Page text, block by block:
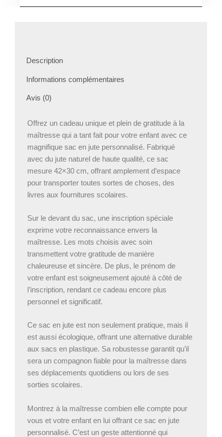
Description
Informations complémentaires
Avis (0)
Offrez un cadeau unique et plein de gratitude à la
maîtresse qui a tant fait pour votre enfant avec ce
magnifique sac en jute personnalisé. Fabriqué
avec du jute naturel de haute qualité, ce sac
mesure 42×30 cm, offrant amplement d’espace
pour transporter toutes sortes de choses, des
livres aux fournitures scolaires.
Sur le devant du sac, une inscription spéciale
exprime votre reconnaissance envers la
maîtresse. Les mots choisis avec soin
transmettent votre gratitude de manière
chaleureuse et sincère. De plus, le prénom de
votre enfant est soigneusement ajouté à côté de
l’inscription, rendant ce cadeau encore plus
personnel et significatif.
Ce sac en jute est non seulement pratique, mais il
est aussi écologique, offrant une alternative durable
aux sacs en plastique. Sa robustesse garantit qu’il
sera un compagnon fiable pour la maîtresse dans
ses déplacements quotidiens ou lors de ses
sorties scolaires.
Montrez à la maîtresse combien elle compte pour
vous et votre enfant en lui offrant ce sac en jute
personnalisé. C’est un geste attentionné qui